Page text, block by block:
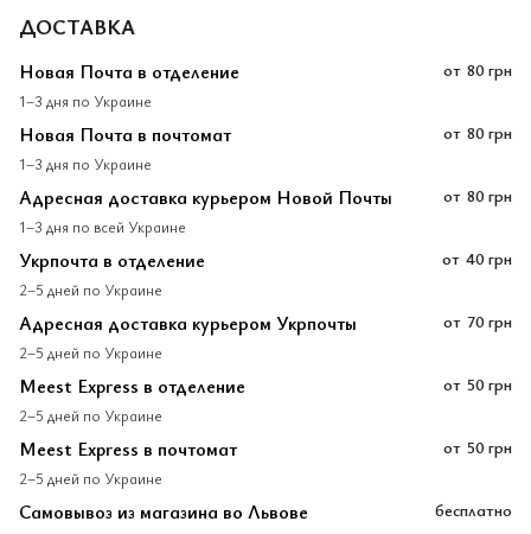
ДОСТАВКА
Новая Почта в отделение
1–3 дня по Украине
от 80 грн
Новая Почта в почтомат
1–3 дня по Украине
от 80 грн
Адресная доставка курьером Новой Почты
1–3 дня по всей Украине
от 80 грн
Укрпочта в отделение
2–5 дней по Украине
от 40 грн
Адресная доставка курьером Укрпочты
2–5 дней по Украине
от 70 грн
Meest Express в отделение
2–5 дней по Украине
от 50 грн
Meest Express в почтомат
2–5 дней по Украине
от 50 грн
Самовывоз из магазина во Львове бесплатно